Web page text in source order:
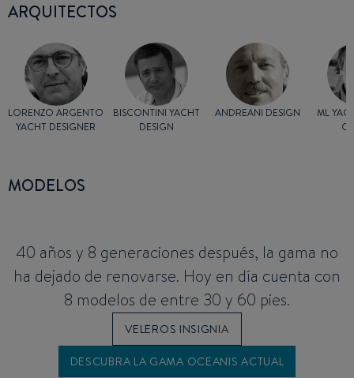
ARQUITECTOS
LORENZO ARGENTO
YACHT DESIGNER
BISCONTINI YACHT
DESIGN
ANDREANI DESIGN
ML
MODELOS
40 años y 8 generaciones después, la gama no
ha dejado de renovarse. Hoy en día cuenta con
8 modelos de entre 30 y 60 pies.
VELEROS INSIGNIA
DESCUBRA LA GAMA OCEANIS ACTUAL